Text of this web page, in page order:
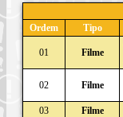
Ordem
Tipo
01 Filme
02 Filme
03 Filme